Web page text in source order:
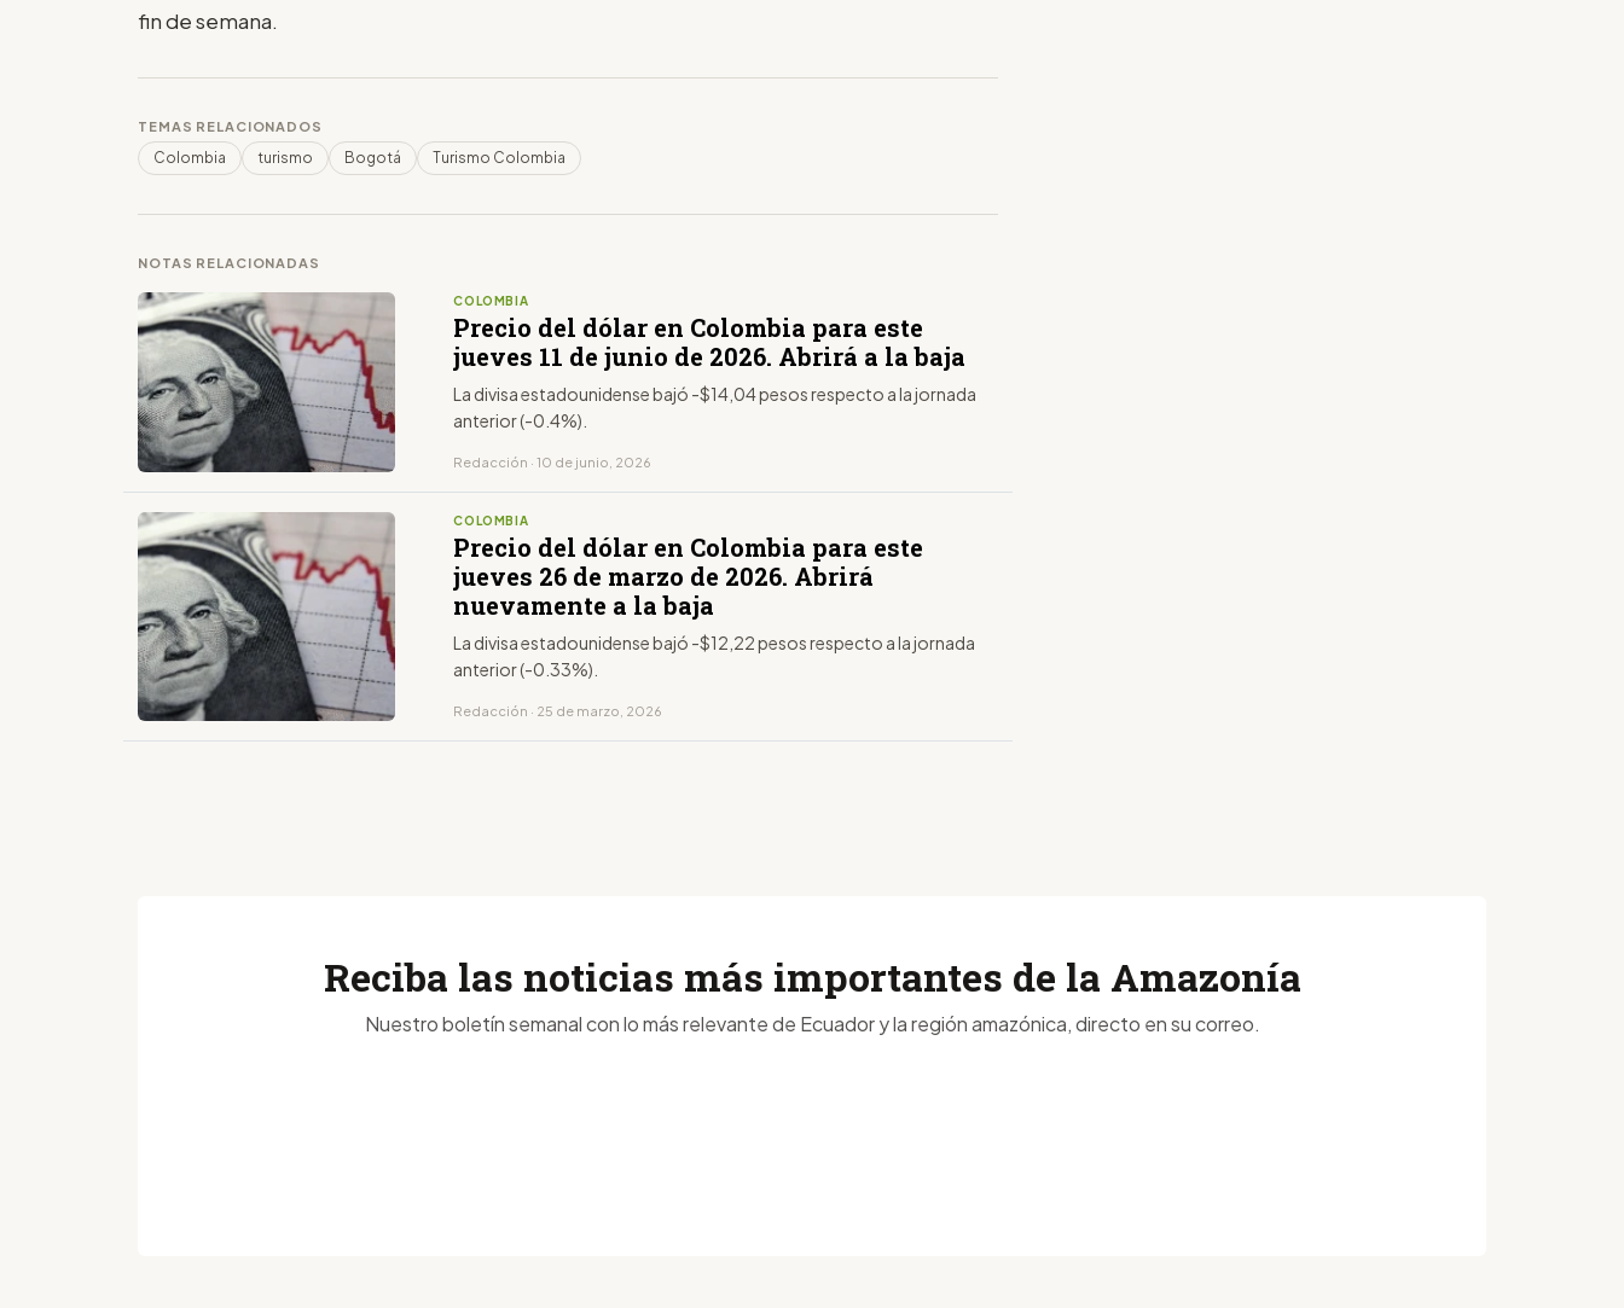
fin de semana.
TEMAS RELACIONADOS
Colombia turismo Bogotá Turismo Colombia
NOTAS RELACIONADAS
COLOMBIA
Precio del dólar en Colombia para este
jueves 11 de junio de 2026. Abrirá a la baja
La divisa estadounidense bajó -$14,04 pesos respecto a la jornada
anterior (-0.4%).
Redacción · 10 de junio, 2026
COLOMBIA
Precio del dólar en Colombia para este
jueves 26 de marzo de 2026. Abrirá
nuevamente a la baja
La divisa estadounidense bajó -$12,22 pesos respecto a la jornada
anterior (-0.33%).
Redacción · 25 de marzo, 2026
Reciba las noticias más importantes de la Amazonía
Nuestro boletín semanal con lo más relevante de Ecuador y la región amazónica, directo en su correo.